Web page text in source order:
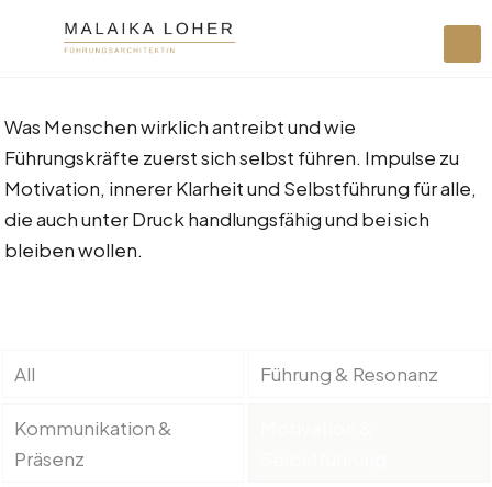
Was Menschen wirklich antreibt und wie
Führungskräfte zuerst sich selbst führen. Impulse zu
Motivation, innerer Klarheit und Selbstführung für alle,
die auch unter Druck handlungsfähig und bei sich
bleiben wollen.
All Führung & Resonanz
Kommunikation &
Präsenz